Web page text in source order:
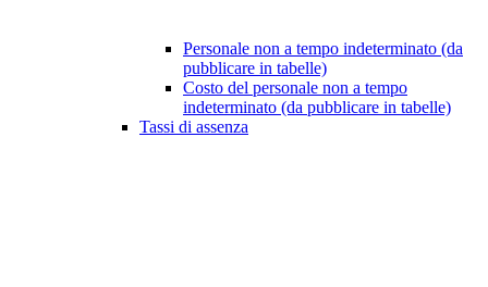
Personale non a tempo indeterminato (da
pubblicare in tabelle)
Costo del personale non a tempo
indeterminato (da pubblicare in tabelle)
Tassi di assenza